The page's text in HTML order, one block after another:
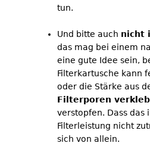
tun.
Und bitte auch nicht
das mag bei einem
eine gute Idee sein,
Filterkartusche kann
oder die Stärke aus
Filterporen
verstopfen. Dass das
Filterleistung nicht
sich von allein.